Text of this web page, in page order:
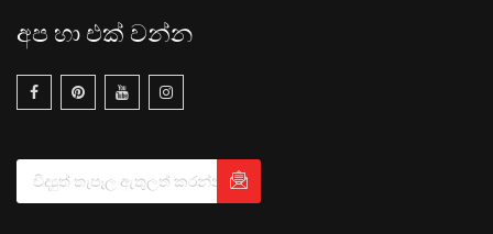
අප හා එක් වන්න